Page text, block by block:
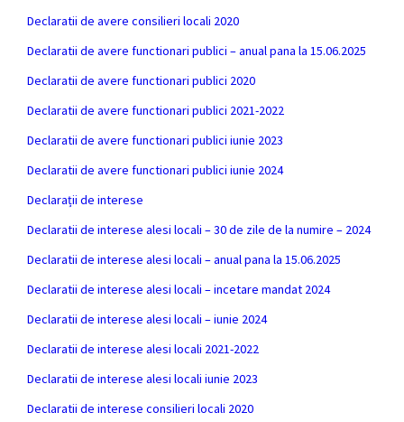
Declaratii de avere consilieri locali 2020
Declaratii de avere functionari publici – anual pana la 15.06.2025
Declaratii de avere functionari publici 2020
Declaratii de avere functionari publici 2021-2022
Declaratii de avere functionari publici iunie 2023
Declaratii de avere functionari publici iunie 2024
Declarații de interese
Declaratii de interese alesi locali – 30 de zile de la numire – 2024
Declaratii de interese alesi locali – anual pana la 15.06.2025
Declaratii de interese alesi locali – incetare mandat 2024
Declaratii de interese alesi locali – iunie 2024
Declaratii de interese alesi locali 2021-2022
Declaratii de interese alesi locali iunie 2023
Declaratii de interese consilieri locali 2020